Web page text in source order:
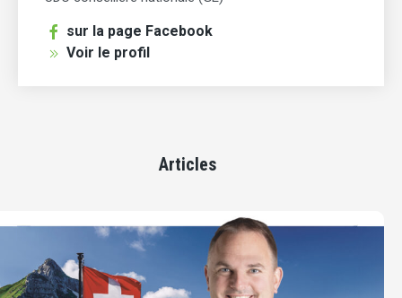
sur la page Facebook
Voir le profil
Articles